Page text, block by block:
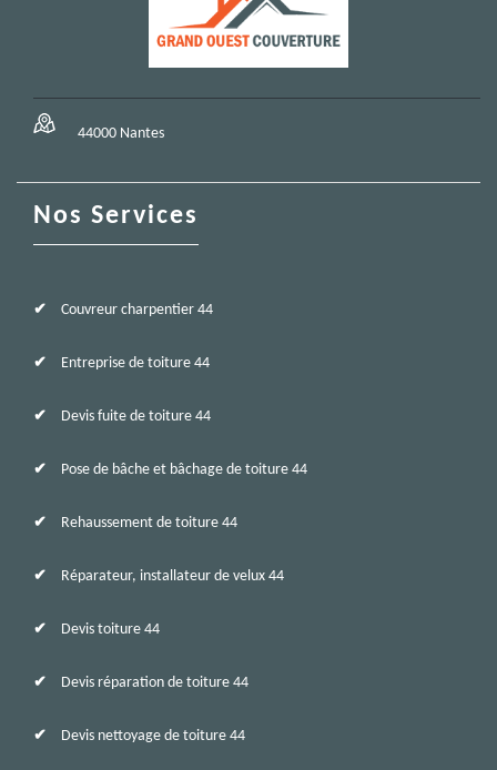
44000 Nantes
Nos Services
Couvreur charpentier 44
Entreprise de toiture 44
Devis fuite de toiture 44
Pose de bâche et bâchage de toiture 44
Rehaussement de toiture 44
Réparateur, installateur de velux 44
Devis toiture 44
Devis réparation de toiture 44
Devis nettoyage de toiture 44